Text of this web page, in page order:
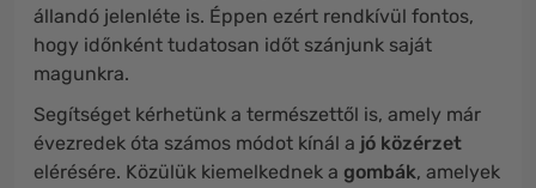
állandó jelenléte is. Éppen ezért rendkívül fontos,
hogy időnként tudatosan időt szánjunk saját
magunkra.
Segítséget kérhetünk a természettől is, amely már
évezredek óta számos módot kínál a jó közérzet
elérésére. Közülük kiemelkednek a gombák, amelyek